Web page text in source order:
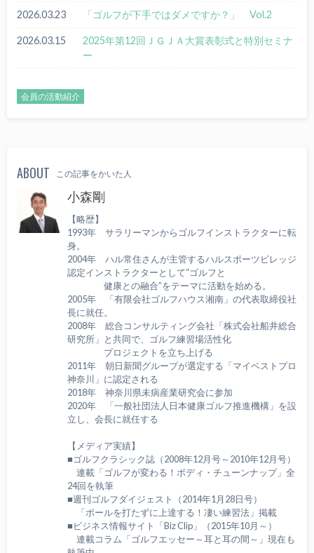
2026.03.23 「ゴルフが下手ではダメですか？」 Vol.2
2026.03.15
2025年第12回ＪＧＪＡ大賞表彰式と特別セミナ
ー
会員の活動紹介
ABOUT この記事をかいた人
小森剛
【略歴】
1993年 サラリーマンからゴルフインストラクターに転
身。
2004年 ハル常住さんが主管するハルスポーツビレッジ
認定インストラクターとして“ゴルフと
健康との融合”をテーマに活動を始める。
2005年 「有限会社ゴルフハウス湘南」の代表取締役社
長に就任。
2008年 総合コンサルティング会社「株式会社船井総合
研究所」と共同で、ゴルフ練習場活性化
プロジェクトを立ち上げる
2011年 朝日新聞グループが選定する「マイベストプロ
神奈川」に認定される
2018年 神奈川県未病産業研究会に参加
2020年 「一般社団法人日本健康ゴルフ推進機構」を設
立し、会長に就任する
【メディア実績】
■ゴルフクラシック誌（2008年12月号～2010年12月号）
連載「ゴルフが変わる！ボディ・チューンナップ」全
24回を執筆
■週刊ゴルフダイジェスト（2014年1月28日号）
「ボールを打たずに上達する！凄い練習法」掲載
■ビジネス情報サイト「Biz Clip」（2015年10月～）
連載コラム「ゴルフエッセー～耳と耳の間～」現在も